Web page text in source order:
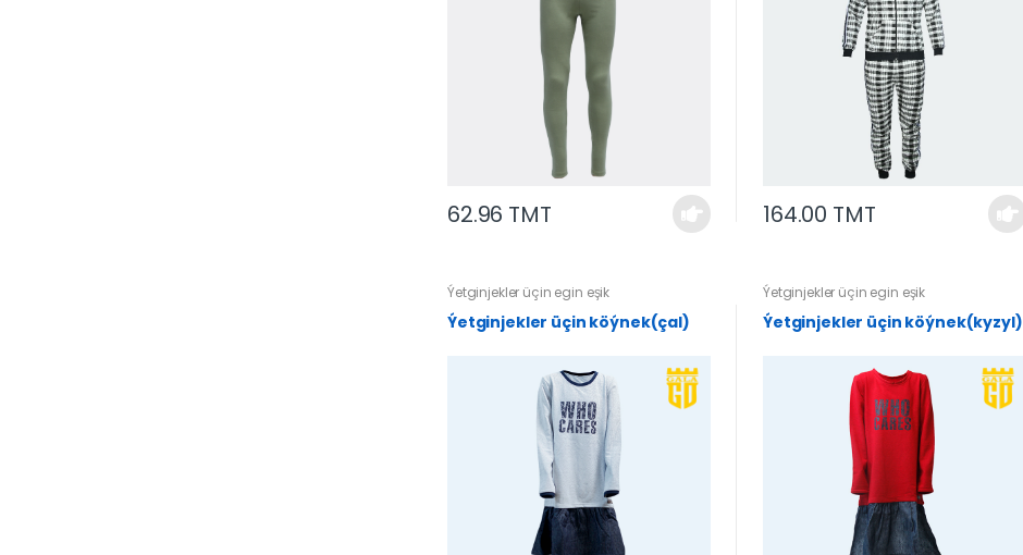
62.96 TMT 164.00 TMT
Ýetginjekler üçin egin eşik
Ýetginjekler üçin köýnek(çal)
Ýetginjekler üçin egin eşik
Ýetginjekler üçin köýnek(kyzyl)